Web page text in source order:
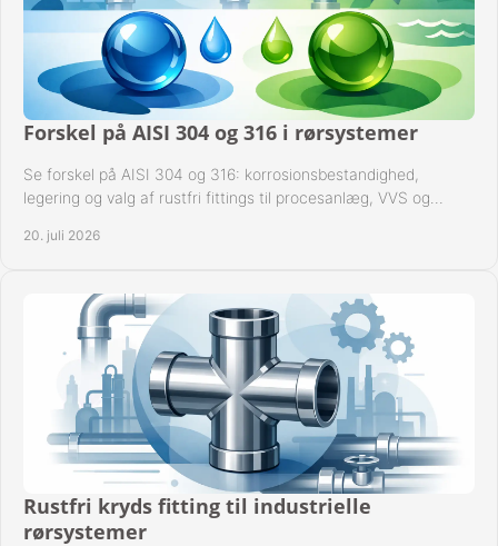
Forskel på AISI 304 og 316 i rørsystemer
Se forskel på AISI 304 og 316: korrosionsbestandighed,
legering og valg af rustfri fittings til procesanlæg, VVS og
20. juli 2026
Rustfri kryds fitting til industrielle
rørsystemer